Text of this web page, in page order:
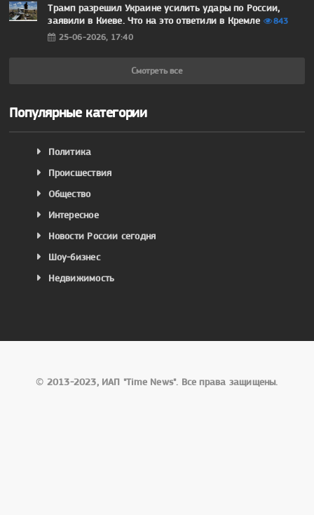
Трамп разрешил Украине усилить удары по России,
заявили в Киеве. Что на это ответили в Кремле
843
25-06-2026, 17:40
Смотреть все
Популярные категории
Политика
Происшествия
Общество
Интересное
Новости России сегодня
Шоу-бизнес
Недвижимость
© 2013-2023, ИАП "Time News". Все права защищены.